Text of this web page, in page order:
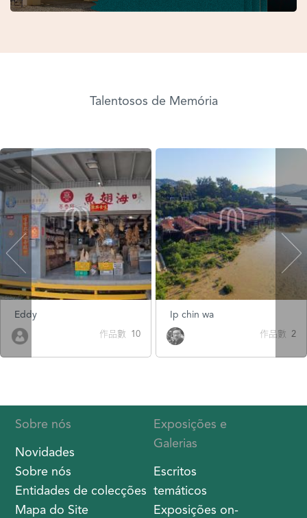
Talentosos de Memória
Eddy
作品數 10
Ip chin wa
作品數 2
Sobre nós
Novidades
Sobre nós
Entidades de colecções
Mapa do Site
Exposições e
Galerias
Escritos
temáticos
Exposições on-